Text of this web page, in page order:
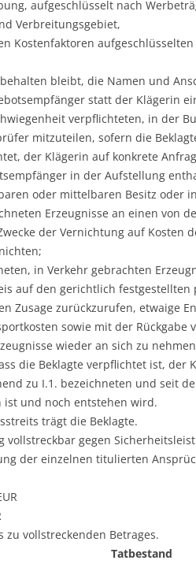
aufgeschlüsselt nach
Verbreitungsgebiet,
Kostenfaktoren
bleibt, die Namen und
statt der Klägerin
verpflichteten, in der
mitzuteilen, sofern die
der Klägerin auf konkrete
in der Aufstellung
oder mittelbaren Besitz oder
Erzeugnisse an einen von
der Vernichtung auf Kosten
in Verkehr gebrachten
auf den gerichtlich festgestellten
Zusage zurückzurufen, etwaige
sowie mit der Rückgabe
wieder an sich zu
die Beklagte verpflichtet ist, der
zu I.1. bezeichneten und seit
ist und noch entstehen wird.
trägt die Beklagte.
vollstreckbar gegen
der einzelnen titulierten
zu vollstreckenden Betrages.
Tatbestand